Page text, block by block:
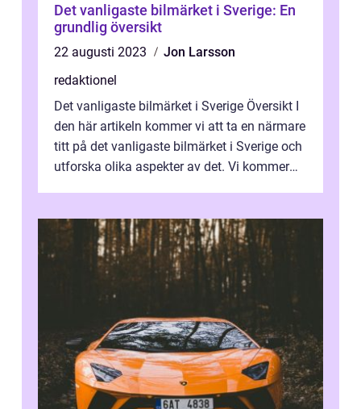
Det vanligaste bilmärket i Sverige: En
grundlig översikt
22 augusti 2023
Jon Larsson
redaktionel
Det vanligaste bilmärket i Sverige Översikt I
den här artikeln kommer vi att ta en närmare
titt på det vanligaste bilmärket i Sverige och
utforska olika aspekter av det. Vi kommer